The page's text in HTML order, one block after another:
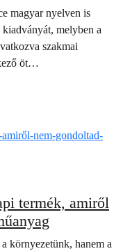
magyar nyelven is
melyben a
szakmai
öt…
termék, amiről
környezetünk, hanem a